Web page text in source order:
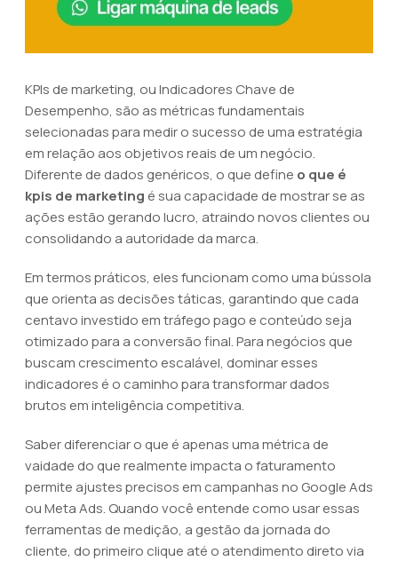
KPIs de marketing, ou Indicadores Chave de
Desempenho, são as métricas fundamentais
selecionadas para medir o sucesso de uma estratégia
em relação aos objetivos reais de um negócio.
Diferente de dados genéricos, o que define o que é
kpis de marketing é sua capacidade de mostrar se as
ações estão gerando lucro, atraindo novos clientes ou
consolidando a autoridade da marca.
Em termos práticos, eles funcionam como uma bússola
que orienta as decisões táticas, garantindo que cada
centavo investido em tráfego pago e conteúdo seja
otimizado para a conversão final. Para negócios que
buscam crescimento escalável, dominar esses
indicadores é o caminho para transformar dados
brutos em inteligência competitiva.
Saber diferenciar o que é apenas uma métrica de
vaidade do que realmente impacta o faturamento
permite ajustes precisos em campanhas no Google Ads
ou Meta Ads. Quando você entende como usar essas
ferramentas de medição, a gestão da jornada do
cliente, do primeiro clique até o atendimento direto via